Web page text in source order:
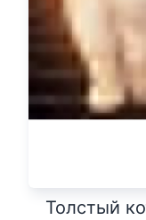
Толстый